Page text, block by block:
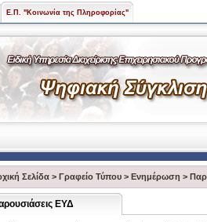
Ε.Π. "Κοινωνία της Πληροφορίας"
Σελίδα > Γραφείο Τύπου > Ενημέρωση >
ΕΥΔ